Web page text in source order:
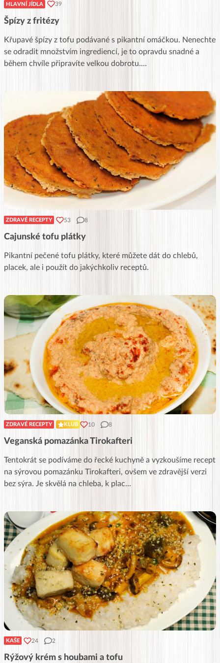
HLAVNÍ JÍDLA 39
Špízy z fritézy
Křupavé špízy z tofu podávané s pikantní omáčkou. Nenechte
se odradit množstvím ingrediencí, je to opravdu snadné a
během chvíle připravíte velkou dobrotu....
ZDRAVÉ RECEPTY 53 8
Cajunské tofu plátky
Pikantní pečené tofu plátky, které můžete dát do chlebů,
placek, ale i použít do jakýchkoliv receptů.
ZDRAVÉ RECEPTY KLUB 10 8
Veganská pomazánka Tirokafteri
Tentokrát se podíváme do řecké kuchyně a vyzkoušíme recept
na sýrovou pomazánku Tirokafteri, ovšem ve zdravější verzi
bez sýra. Je skvělá na chleba, k plac...
KAŠE 24 2
Rýžový krém s houbami a tofu